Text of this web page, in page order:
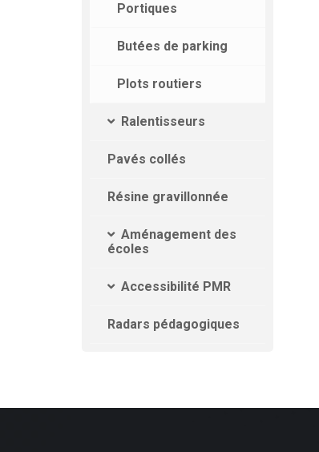
Portiques
Butées de parking
Plots routiers
Ralentisseurs
Pavés collés
Résine gravillonnée
Aménagement des
écoles
Accessibilité PMR
Radars pédagogiques